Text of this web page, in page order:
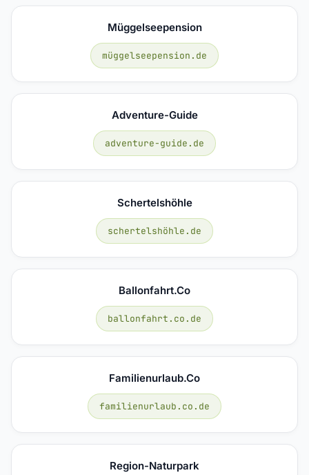
Müggelseepension
müggelseepension.de
Adventure-Guide
adventure-guide.de
Schertelshöhle
schertelshöhle.de
Ballonfahrt.co
ballonfahrt.co.de
Familienurlaub.co
familienurlaub.co.de
Region-Naturpark